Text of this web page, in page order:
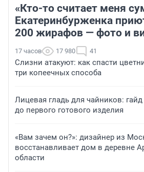
«Кто-то считает меня
Екатеринбурженка
200 жирафов — фото и
17 часов 17 980 41
Слизни атакуют: как спасти
три копеечных способа
Лицевая гладь для чайников: гайд
до первого готового изделия
«Вам зачем он?»: дизайнер из
восстанавливает дом в деревне
области